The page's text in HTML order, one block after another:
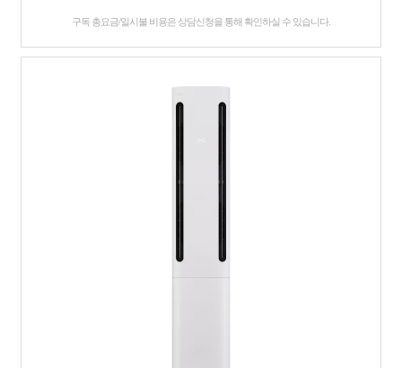
구독 총요금/일시불 비용은 상담신청을 통해 확인하실 수 있습니다.